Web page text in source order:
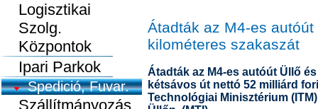
Logisztikai
Szolg.
Központok
Ipari Parkok
Spedició, Fuvar.
Szállítmányozás
Átadták az M4-es
kilométeres szakaszát
Átadták az M4-es autóút Üllő
kétsávos út nettó 52 milliárd
Technológiai Minisztérium